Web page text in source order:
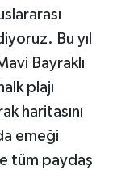
Bu yıl
Bayraklı
plajı
haritasını
emeği
tüm paydaş